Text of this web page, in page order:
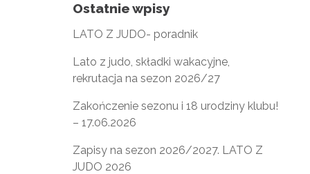
Ostatnie wpisy
LATO Z JUDO- poradnik
Lato z judo, składki wakacyjne,
rekrutacja na sezon 2026/27
Zakończenie sezonu i 18 urodziny klubu!
– 17.06.2026
Zapisy na sezon 2026/2027. LATO Z
JUDO 2026